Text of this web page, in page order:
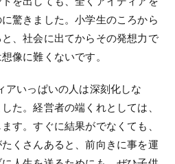
驚きました。小学生のころから
、社会に出てからその発想力で
像に難くないです。
アいっぱいの人は深刻化しな
た。経営者の端くれとしては、
す。すぐに結果がでなくても、
くさんあると、前向きに事を運